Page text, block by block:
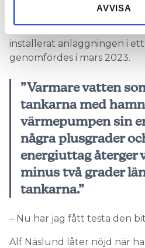
AVVISA
ackumulatortankar. Besöket
bostadsrättsförening i
installerat anläggningen i
genomfördes i mars 2023.
”Varmare vatten
tankarna med
värmepumpen sin
några plusgrader
energiuttag återger
minus två grader
tankarna.”
– Nu har jag fått testa den
Alf Näslund låter nöjd när